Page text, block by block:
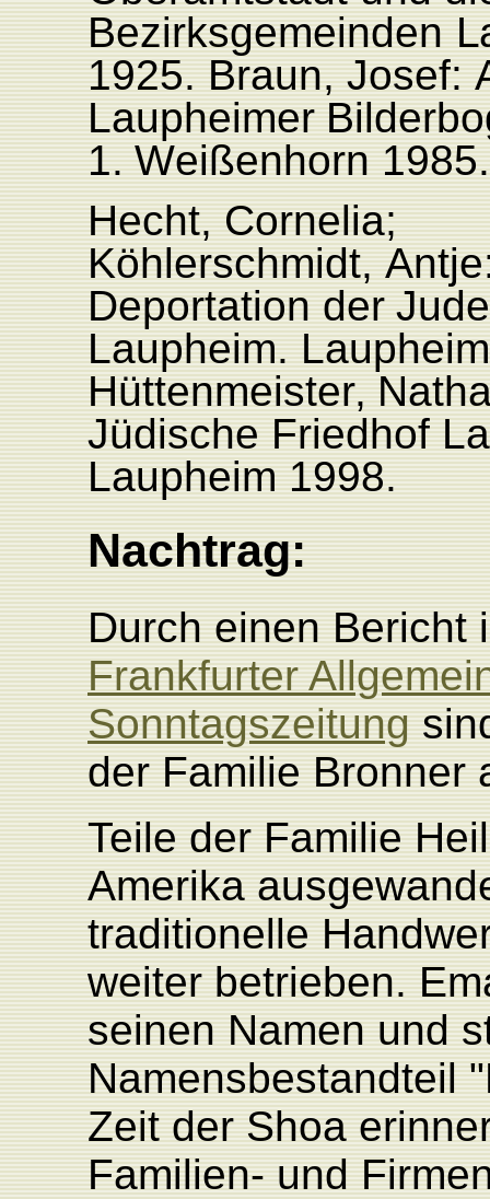
Bezirksgemeinden L
1925.Braun, Josef:
Laupheimer
1. Weißenhorn 1985.
Hecht, Cornelia;
Köhlerschmidt,
Deportation der
Laupheim. Laupheim
Hüttenmeister,
Jüdische Friedhof L
Laupheim 1998.
Nachtrag:
Durch einen Bericht
Frankfurter
Sonntagszeitung
der Familie Bronner
Teile der Familie
Amerika
traditionelle
weiter betrieben.
seinen Namen und
Namensbestandteil
Zeit der Shoa
Familien- und